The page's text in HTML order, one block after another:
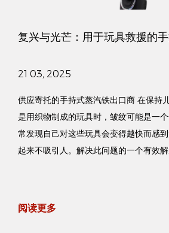
复兴与光芒：用于玩具救援的
21 03, 2025
供应寄托的手持式蒸汽铁出口商 在保持儿童玩具的外观，尤其
是用织物制成的玩具时，皱纹可能是一
常发现自己对这些玩具会变得越快而感
起来不吸引人。解决此问题的一个有效
阅读更多